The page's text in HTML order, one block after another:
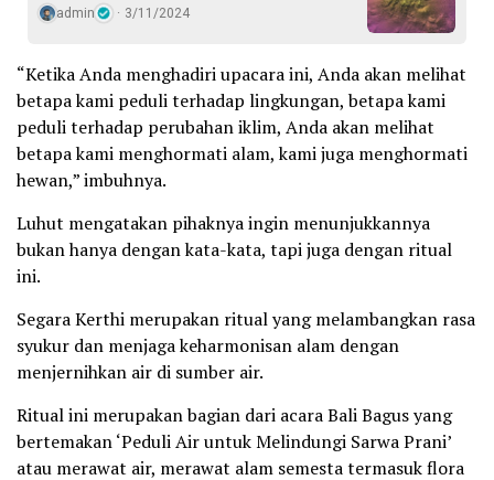
admin 3/11/2024
“Ketika Anda menghadiri upacara ini, Anda akan melihat
betapa kami peduli terhadap lingkungan, betapa kami
peduli terhadap perubahan iklim, Anda akan melihat
betapa kami menghormati alam, kami juga menghormati
hewan,” imbuhnya.
Luhut mengatakan pihaknya ingin menunjukkannya
bukan hanya dengan kata-kata, tapi juga dengan ritual
ini.
Segara Kerthi merupakan ritual yang melambangkan rasa
syukur dan menjaga keharmonisan alam dengan
menjernihkan air di sumber air.
Ritual ini merupakan bagian dari acara Bali Bagus yang
bertemakan ‘Peduli Air untuk Melindungi Sarwa Prani’
atau merawat air, merawat alam semesta termasuk flora